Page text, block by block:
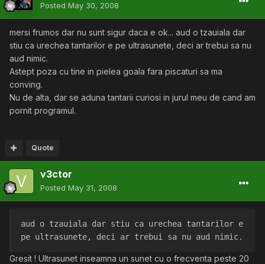
Posted May 30, 2008
mersi frumos dar nu sunt sigur daca e ok... aud o tzauiala dar
stiu ca urechea tantarilor e pe ultrasunete, deci ar trebui sa nu
aud nimic.
Astept poza cu tine in pielea goala fara piscaturi sa ma
conving.
Nu de alta, dar se aduna tantarii curiosi in jurul meu de cand am
pornit programul.
Quote
v3ctor
Posted May 31, 2008
aud o tzauiala dar stiu ca urechea tantarilor e
Gresit ! Ultrasunet inseamna un sunet cu o frecventa peste 20